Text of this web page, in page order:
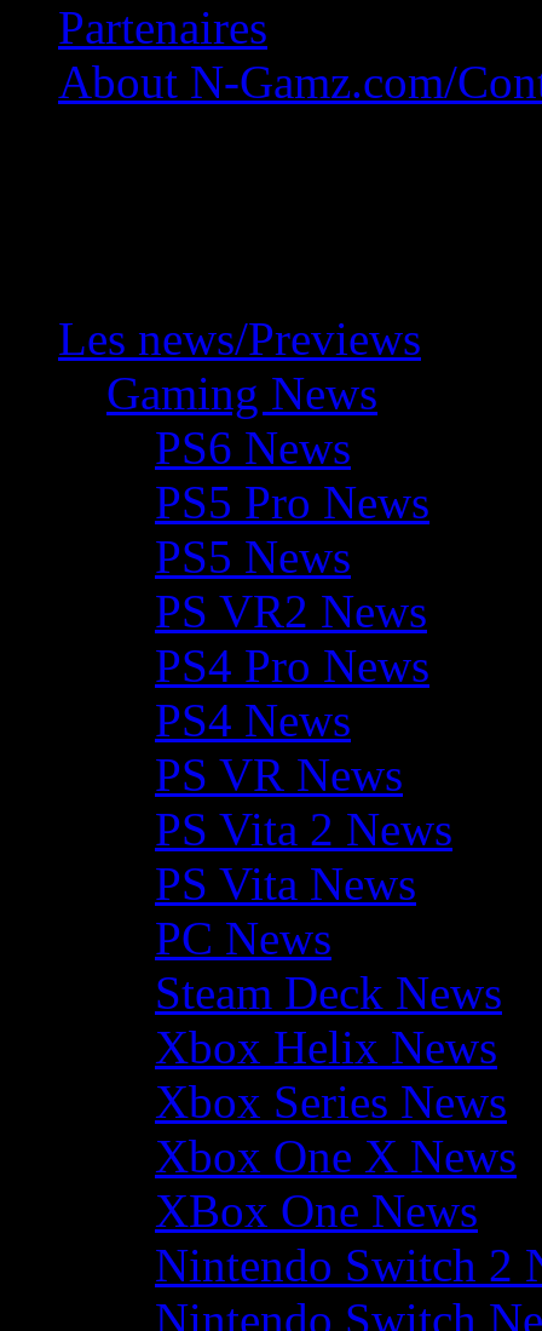
Partenaires
About N-Gamz.com/
Les news/Previews
Gaming News
PS6 News
PS5 Pro News
PS5 News
PS VR2 News
PS4 Pro News
PS4 News
PS VR News
PS Vita 2 News
PS Vita News
PC News
Steam Deck News
Xbox Helix News
Xbox Series News
Xbox One X News
XBox One News
Nintendo Switch 2
Nintendo Switch